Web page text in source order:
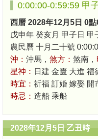
0:00:00-0:59:59 甲
西曆 2028年12月5日 0
戊申年 癸亥月 甲子日 甲
農民曆 十月二十號
沖： 沖馬， 煞方： 煞南，
星神： 日建 金匱 大進 福
時宜： 祈福 訂婚 嫁娶 開
時忌： 造船 乘船
2028年12月5日 乙丑時